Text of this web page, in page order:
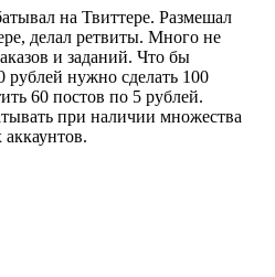
на Твиттере. Размешал
делал ретвиты. Много не
и заданий. Что бы
рублей нужно сделать 100
60 постов по 5 рублей.
при наличии множества